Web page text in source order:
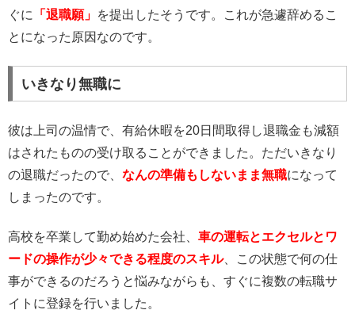
ぐに
「退職願」 を提出したそうです。これが急遽辞めるこ
とになった原因なのです。
いきなり無職に
彼は上司の温情で、有給休暇を20日間取得し退職金も減額
はされたものの受け取ることができました。ただいきなり
の退職だったので、 なんの準備もしないまま無職になって
しまったのです。
高校を卒業して勤め始めた会社、 車の運転とエクセルとワ
ードの操作が少々できる程度のスキル、この状態で何の仕
事ができるのだろうと悩みながらも、すぐに複数の転職サ
イトに登録を行いました。